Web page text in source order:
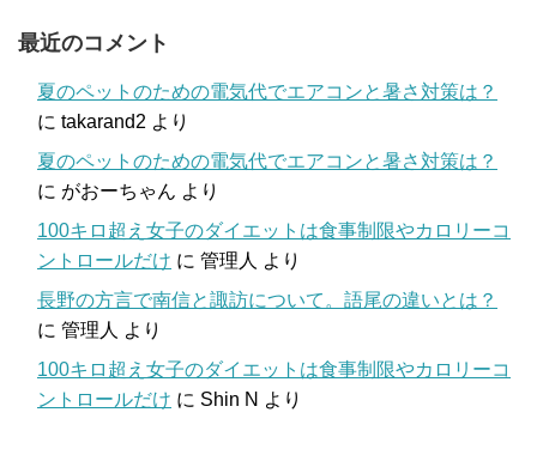
最近のコメント
夏のペットのための電気代でエアコンと暑さ対策は？
に takarand2 より
夏のペットのための電気代でエアコンと暑さ対策は？
に がおーちゃん より
100キロ超え女子のダイエットは食事制限やカロリーコ
ントロールだけ に 管理人 より
長野の方言で南信と諏訪について。語尾の違いとは？
に 管理人 より
100キロ超え女子のダイエットは食事制限やカロリーコ
ントロールだけ に Shin N より